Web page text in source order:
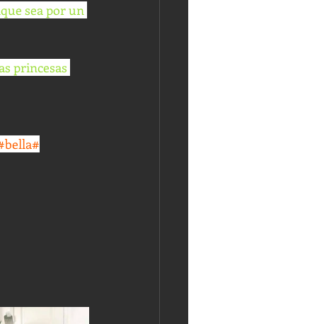
sea por un
princesas
#